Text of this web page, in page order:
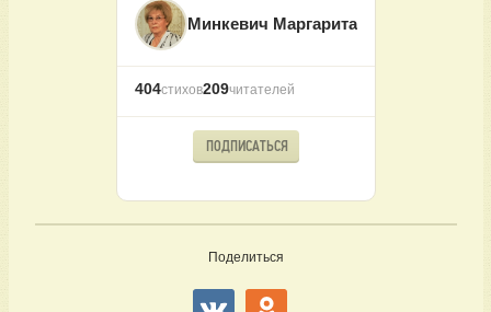
Минкевич Маргарита
404стихов209читателей
ПОДПИСАТЬСЯ
Поделиться